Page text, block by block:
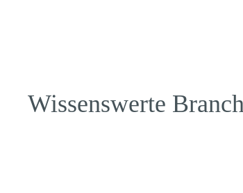
Wissenswerte